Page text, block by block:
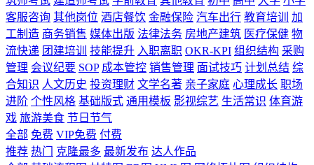
客服咨询 其他岗位 酒店餐饮 金融保险 汽车出行 教育培训
加
工制造 商务销售 媒体出版 法律法务 房地产建筑 医疗保健 物
流快递 团建培训 技能提升 入职离职 OKR-KPI 组织结构 采购
管理 会议纪要 SOP 成本管控 销售管理 面试技巧 计划总结 综
合知识 人文历史 投资理财 文学名著 亲子家庭 心理成长 职场
进阶 个性风格 基础版式 通用模板 影视综艺 生活常识 体育游
戏 旅游美食 节日节气
全部 免费 VIP免费 付费
推荐 热门 克隆最多 最新发布 达人作品